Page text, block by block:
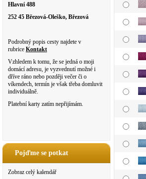
Hlavní 488
252 45 Březová-Oleško, Březová
Podrobný popis cesty najdete v
rubrice Kontakt
Vzhledem k tomu, že se jedná o moji
domácí adresu, je vyzvednutí možné i
dříve ráno nebo později večer či o
víkendech, termín je však třeba domluvit
individuálně.
Platební karty zatím nepřijímám.
Pojďme se potkat
Zobraz celý kalendář